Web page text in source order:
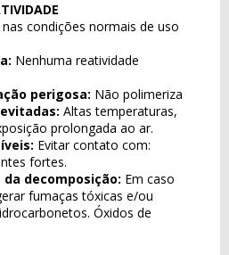
nas condições normais de uso
Nenhuma reatividade
perigosa: Não polimeriza
Altas temperaturas,
prolongada ao ar.
Evitar contato com:
fortes.
decomposição: Em caso
fumaças tóxicas e/ou
Óxidos de